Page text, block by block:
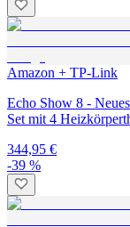
Amazon + TP-Link
Echo Show 8 -
Set mit 4
344,95 €
-39 %